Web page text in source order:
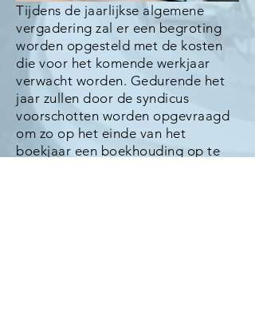
Tijdens de jaarlijkse algemene
vergadering zal er een begroting
worden opgesteld met de kosten
die voor het komende werkjaar
verwacht worden. Gedurende het
jaar zullen door de syndicus
voorschotten worden opgevraagd
om zo op het einde van het
boekjaar een boekhouding op te